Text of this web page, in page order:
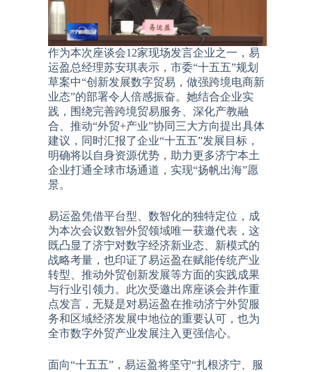
作为本次座谈会12家现场发言企业之一，易
运盈总经理苏安琪表示，市委“十五五”规划
草案中“创新发展数字贸易，做强跨境电商新
业态”的部署令人倍感振奋。她结合企业实
践，围绕完善跨境贸易服务、深化产教融
合、推动“外贸+产业”协同三大方向提出具体
建议，同时汇报了企业“十五五”发展目标，
明确将以自身资源优势，助力更多济宁本土
企业打通全球市场通道，实现“扬帆出海”愿
景。
易运盈凭借平台型、数智化的独特定位，成
为本次会议数智外贸领域唯一获邀代表，这
既凸显了济宁对数字经济新业态、新模式的
战略考量，也印证了易运盈在赋能传统产业
转型、推动外贸创新发展等方面的实践成果
与行业引领力。此次受邀出席座谈会并作重
点发言，无疑是对易运盈在推动济宁外贸服
务和区域经济发展中地位的重要认可，也为
全市数字外贸产业发展注入更强信心。
面向“十五五”，易运盈将坚守“扎根济宁、服